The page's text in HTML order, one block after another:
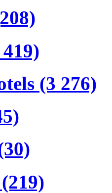
(3 276)